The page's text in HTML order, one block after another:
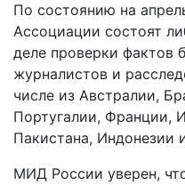
По состоянию на
Ассоциации состоят
деле проверки фактов
журналистов и
числе из Австралии,
Португалии, Франции,
Пакистана, Индонезии
МИД России уверен,